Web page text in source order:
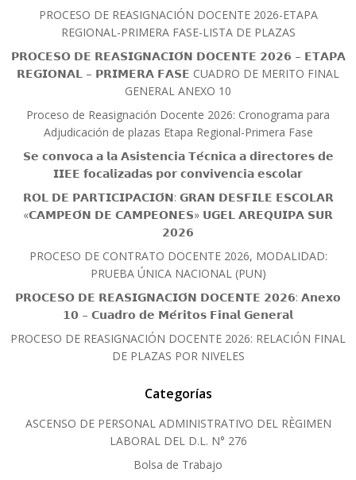
PROCESO DE REASIGNACIÓN DOCENTE 2026-ETAPA
REGIONAL-PRIMERA FASE-LISTA DE PLAZAS
𝗣𝗥𝗢𝗖𝗘𝗦𝗢 𝗗𝗘 𝗥𝗘𝗔𝗦𝗜𝗚𝗡𝗔𝗖𝗜𝗢́𝗡 𝗗𝗢𝗖𝗘𝗡𝗧𝗘 𝟮𝟬𝟮𝟲 – 𝗘𝗧𝗔𝗣𝗔
𝗥𝗘𝗚𝗜𝗢𝗡𝗔𝗟 – 𝗣𝗥𝗜𝗠𝗘𝗥𝗔 𝗙𝗔𝗦𝗘 CUADRO DE MERITO FINAL
GENERAL ANEXO 10
Proceso de Reasignación Docente 2026: Cronograma para
Adjudicación de plazas Etapa Regional-Primera Fase
𝗦𝗲 𝗰𝗼𝗻𝘃𝗼𝗰𝗮 𝗮 𝗹𝗮 𝗔𝘀𝗶𝘀𝘁𝗲𝗻𝗰𝗶𝗮 𝗧𝗲́𝗰𝗻𝗶𝗰𝗮 𝗮 𝗱𝗶𝗿𝗲𝗰𝘁𝗼𝗿𝗲𝘀 𝗱𝗲
𝗜𝗜𝗘𝗘 𝗳𝗼𝗰𝗮𝗹𝗶𝘇𝗮𝗱𝗮𝘀 𝗽𝗼𝗿 𝗰𝗼𝗻𝘃𝗶𝘃𝗲𝗻𝗰𝗶𝗮 𝗲𝘀𝗰𝗼𝗹𝗮𝗿
𝗥𝗢𝗟 𝗗𝗘 𝗣𝗔𝗥𝗧𝗜𝗖𝗜𝗣𝗔𝗖𝗜𝗢́𝗡: 𝗚𝗥𝗔𝗡 𝗗𝗘𝗦𝗙𝗜𝗟𝗘 𝗘𝗦𝗖𝗢𝗟𝗔𝗥
«𝗖𝗔𝗠𝗣𝗘𝗢́𝗡 𝗗𝗘 𝗖𝗔𝗠𝗣𝗘𝗢𝗡𝗘𝗦» 𝗨𝗚𝗘𝗟 𝗔𝗥𝗘𝗤𝗨𝗜𝗣𝗔 𝗦𝗨𝗥
𝟮𝟬𝟮𝟲
PROCESO DE CONTRATO DOCENTE 2026, MODALIDAD:
PRUEBA ÚNICA NACIONAL (PUN)
𝗣𝗥𝗢𝗖𝗘𝗦𝗢 𝗗𝗘 𝗥𝗘𝗔𝗦𝗜𝗚𝗡𝗔𝗖𝗜𝗢́𝗡 𝗗𝗢𝗖𝗘𝗡𝗧𝗘 𝟮𝟬𝟮𝟲: 𝗔𝗻𝗲𝘅𝗼
𝟭𝟬 – 𝗖𝘂𝗮𝗱𝗿𝗼 𝗱𝗲 𝗠𝗲́𝗿𝗶𝘁𝗼𝘀 𝗙𝗶𝗻𝗮𝗹 𝗚𝗲𝗻𝗲𝗿𝗮𝗹
PROCESO DE REASIGNACIÓN DOCENTE 2026: RELACIÓN FINAL
DE PLAZAS POR NIVELES
Categorías
ASCENSO DE PERSONAL ADMINISTRATIVO DEL RÈGIMEN
LABORAL DEL D.L. N° 276
Bolsa de Trabajo